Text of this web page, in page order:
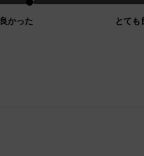
かった とても